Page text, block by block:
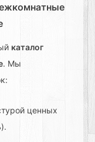
каталог
. Мы
ценных